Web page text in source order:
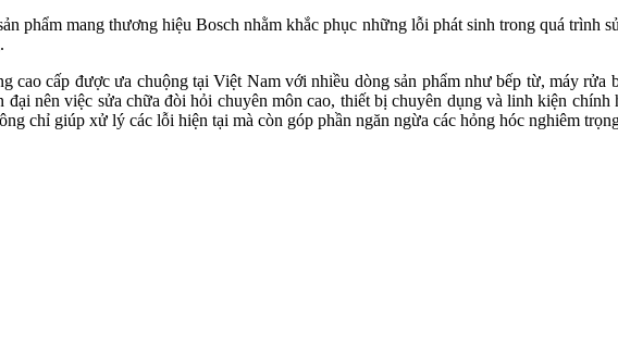
phẩm mang thương hiệu Bosch nhằm khắc phục những lỗi phát sinh trong quá trình
cao cấp được ưa chuộng tại Việt Nam với nhiều dòng sản phẩm như bếp từ, máy
nên việc sửa chữa đòi hỏi chuyên môn cao, thiết bị chuyên dụng và linh kiện chính
chỉ giúp xử lý các lỗi hiện tại mà còn góp phần ngăn ngừa các hỏng hóc nghiêm